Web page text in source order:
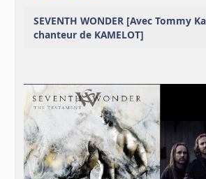
SEVENTH WONDER [Avec Tommy
chanteur de KAMELOT]